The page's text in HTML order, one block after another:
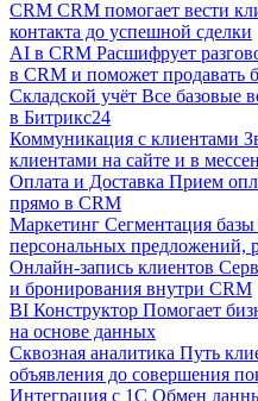
CRM CRM помогает вести
контакта до успешной сделки
AI в CRM Расшифрует
в CRM и поможет продавать
Складской учёт Все базовые
в Битрикс24
Коммуникация с клиентами
клиентами на сайте и в
Оплата и Доставка Прием
прямо в CRM
Маркетинг Сегментация
персональных предложений,
Онлайн-запись клиентов
и бронирования внутри CRM
BI Конструктор Помогает
на основе данных
Сквозная аналитика Путь
объявления до совершения
Интеграция с 1С Обмен